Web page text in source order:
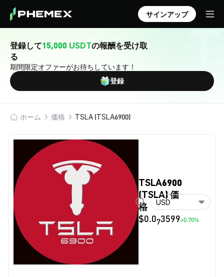
サインアップ
登録して15,000 USDTの報酬を受け取
る
期間限定オファーがお待ちしています！
登録
ホーム 価格 TSLA (TSLA6900)
TSLA6900
(TSLA) 価
格
$0.073599+0.70%
USD